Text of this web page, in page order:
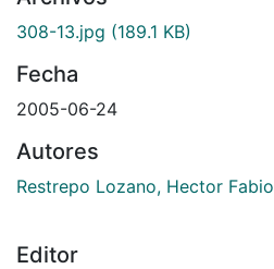
308-13.jpg (189.1 KB)
Fecha
2005-06-24
Autores
Restrepo Lozano, Hector Fabio
Editor